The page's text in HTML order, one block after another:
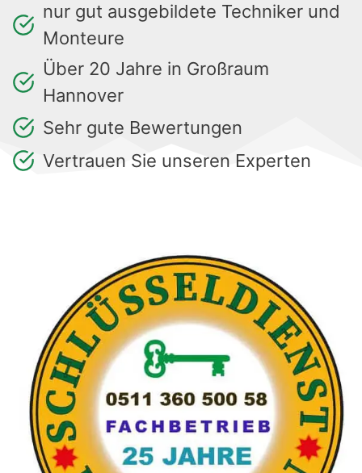
nur gut ausgebildete Techniker und
Monteure
Über 20 Jahre in Großraum
Hannover
Sehr gute Bewertungen
Vertrauen Sie unseren Experten